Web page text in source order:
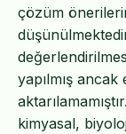
çözüm
yapılmış
kimyasal,